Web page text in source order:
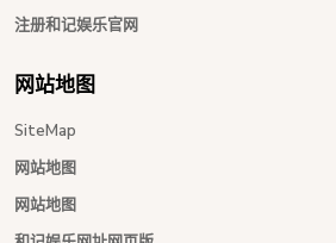
注册和记娱乐官网
网站地图
SiteMap
网站地图
网站地图